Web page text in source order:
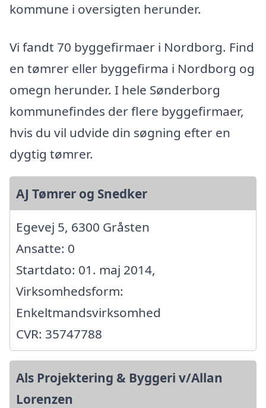
kommune i oversigten herunder.
Vi fandt 70 byggefirmaer i Nordborg. Find
en tømrer eller byggefirma i Nordborg og
omegn herunder. I hele Sønderborg
kommunefindes der flere byggefirmaer,
hvis du vil udvide din søgning efter en
dygtig tømrer.
AJ Tømrer og Snedker
Egevej 5, 6300 Gråsten
Ansatte: 0
Startdato: 01. maj 2014,
Virksomhedsform:
Enkeltmandsvirksomhed
CVR: 35747788
Als Projektering & Byggeri v/Allan
Lorenzen